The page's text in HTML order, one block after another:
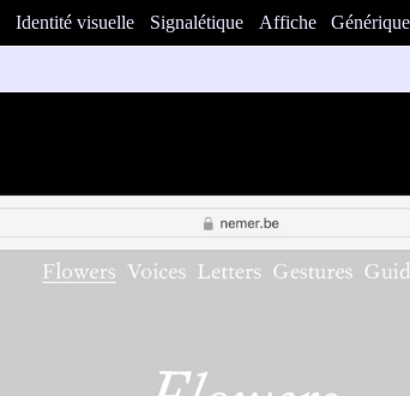
Identité visuelle Signalétique Affiche Générique